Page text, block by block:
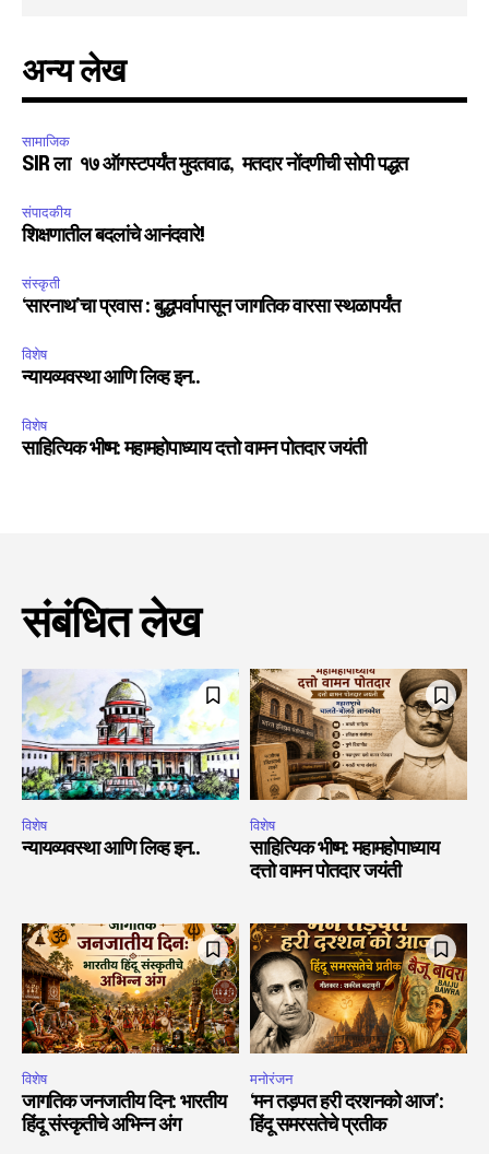
अन्य लेख
सामाजिक
SIR ला १७ ऑगस्टपर्यंत मुदतवाढ, मतदार नोंदणीची सोपी पद्धत
संपादकीय
शिक्षणातील बदलांचे आनंदवारे!
संस्कृती
‘सारनाथ’चा प्रवास : बुद्धपर्वापासून जागतिक वारसा स्थळापर्यंत
विशेष
न्यायव्यवस्था आणि लिव्ह इन..
विशेष
साहित्यिक भीष्म: महामहोपाध्याय दत्तो वामन पोतदार जयंती
संबंधित लेख
विशेष
न्यायव्यवस्था आणि लिव्ह इन..
विशेष
साहित्यिक भीष्म: महामहोपाध्याय
दत्तो वामन पोतदार जयंती
विशेष
जागतिक जनजातीय दिन: भारतीय
हिंदू संस्कृतीचे अभिन्न अंग
मनोरंजन
‘मन तड़पत हरी दरशनको आज’:
हिंदू समरसतेचे प्रतीक